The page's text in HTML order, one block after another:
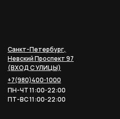
Санкт-Петербург,
Невский Проспект 97
(ВХОД С УЛИЦЫ)
+7(980)400-1000
ПН-ЧТ 11:00-22:00
ПТ-ВС 11:00-22:00